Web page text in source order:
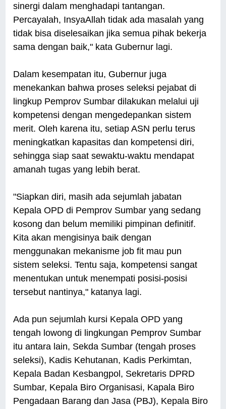
sinergi dalam menghadapi tantangan.
Percayalah, InsyaAllah tidak ada masalah yang
tidak bisa diselesaikan jika semua pihak bekerja
sama dengan baik," kata Gubernur lagi.
Dalam kesempatan itu, Gubernur juga
menekankan bahwa proses seleksi pejabat di
lingkup Pemprov Sumbar dilakukan melalui uji
kompetensi dengan mengedepankan sistem
merit. Oleh karena itu, setiap ASN perlu terus
meningkatkan kapasitas dan kompetensi diri,
sehingga siap saat sewaktu-waktu mendapat
amanah tugas yang lebih berat.
"Siapkan diri, masih ada sejumlah jabatan
Kepala OPD di Pemprov Sumbar yang sedang
kosong dan belum memiliki pimpinan definitif.
Kita akan mengisinya baik dengan
menggunakan mekanisme job fit mau pun
sistem seleksi. Tentu saja, kompetensi sangat
menentukan untuk menempati posisi-posisi
tersebut nantinya," katanya lagi.
Ada pun sejumlah kursi Kepala OPD yang
tengah lowong di lingkungan Pemprov Sumbar
itu antara lain, Sekda Sumbar (tengah proses
seleksi), Kadis Kehutanan, Kadis Perkimtan,
Kepala Badan Kesbangpol, Sekretaris DPRD
Sumbar, Kepala Biro Organisasi, Kapala Biro
Pengadaan Barang dan Jasa (PBJ), Kepala Biro